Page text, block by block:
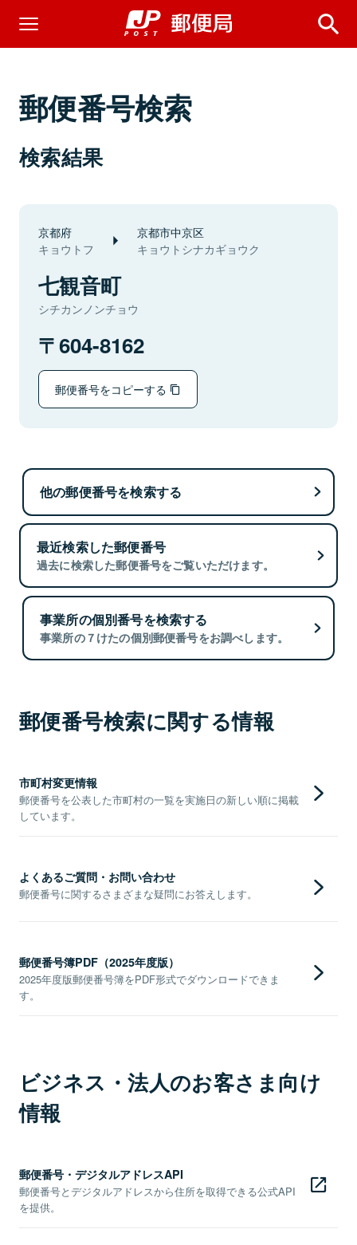
郵便番号検索
検索結果
京都府
キョウトフ
京都市中京区
キョウトシナカギョウク
七観音町
シチカンノンチョウ
604-8162
郵便番号をコピーする
他の郵便番号を検索する
最近検索した郵便番号
過去に検索した郵便番号をご覧いただけます。
事業所の個別番号を検索する
事業所の７けたの個別郵便番号をお調べします。
郵便番号検索に関する情報
市町村変更情報
郵便番号を公表した市町村の一覧を実施日の新しい順に掲載
しています。
よくあるご質問・お問い合わせ
郵便番号に関するさまざまな疑問にお答えします。
郵便番号簿PDF（2025年度版）
2025年度版郵便番号簿をPDF形式でダウンロードできま
す。
ビジネス・法人のお客さま向け
情報
郵便番号・デジタルアドレスAPI
郵便番号とデジタルアドレスから住所を取得できる公式API
を提供。